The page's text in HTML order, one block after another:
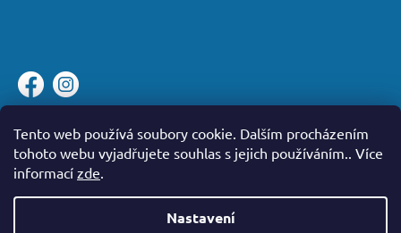
Tento web používá soubory cookie. Dalším procházením
tohoto webu vyjadřujete souhlas s jejich používáním.. Více
informací zde.
Nastavení